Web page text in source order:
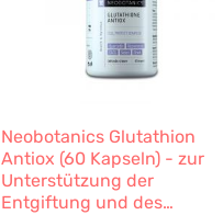
Neobotanics Glutathion
Antiox (60 Kapseln) - zur
Unterstützung der
Entgiftung und des